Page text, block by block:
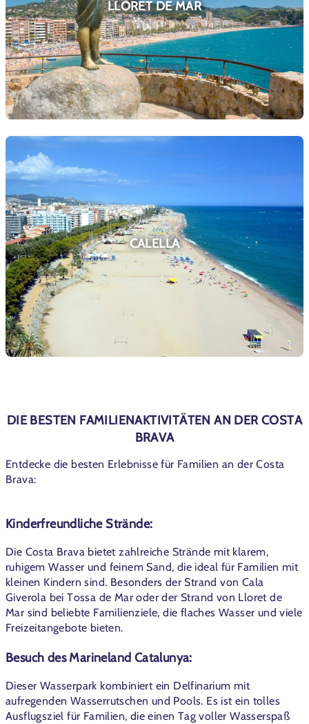
LLORET DE MAR
CALELLA
DIE BESTEN FAMILIENAKTIVITÄTEN AN DER COSTA
BRAVA
Entdecke die besten Erlebnisse für Familien an der Costa
Brava:
Kinderfreundliche Strände:
Die Costa Brava bietet zahlreiche Strände mit klarem,
ruhigem Wasser und feinem Sand, die ideal für Familien mit
kleinen Kindern sind. Besonders der Strand von Cala
Giverola bei Tossa de Mar oder der Strand von Lloret de
Mar sind beliebte Familienziele, die flaches Wasser und viele
Freizeitangebote bieten.
Besuch des Marineland Catalunya:
Dieser Wasserpark kombiniert ein Delfinarium mit
aufregenden Wasserrutschen und Pools. Es ist ein tolles
Ausflugsziel für Familien, die einen Tag voller Wasserspaß